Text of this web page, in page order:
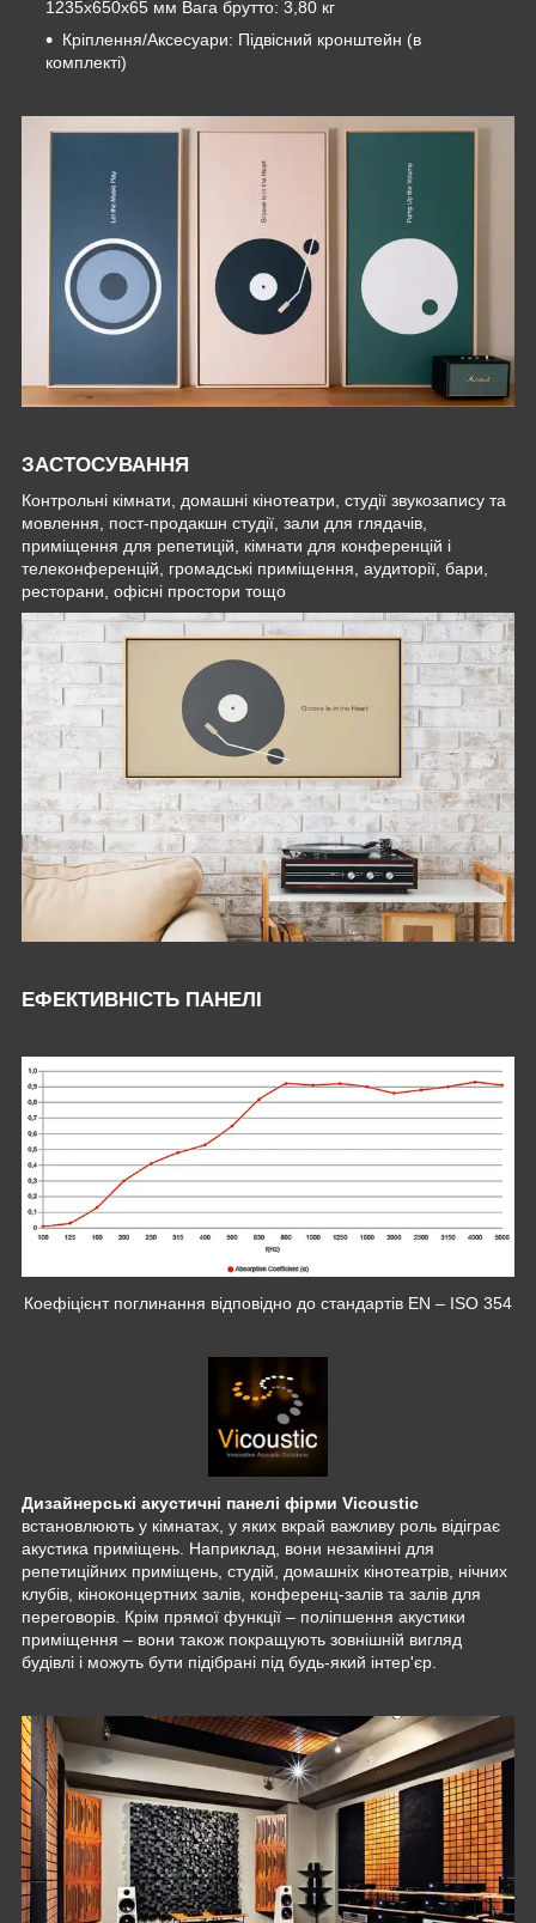
1235x650x65 мм Вага брутто: 3,80 кг
Кріплення/Аксесуари: Підвісний кронштейн (в
комплекті)
ЗАСТОСУВАННЯ
Контрольні кімнати, домашні кінотеатри, студії звукозапису та
мовлення, пост-продакшн студії, зали для глядачів,
приміщення для репетицій, кімнати для конференцій і
телеконференцій, громадські приміщення, аудиторії, бари,
ресторани, офісні простори тощо
ЕФЕКТИВНІСТЬ ПАНЕЛІ
Коефіцієнт поглинання відповідно до стандартів EN – ISO 354
Дизайнерські акустичні панелі фірми Vicoustic
встановлюють у кімнатах, у яких вкрай важливу роль відіграє
акустика приміщень. Наприклад, вони незамінні для
репетиційних приміщень, студій, домашніх кінотеатрів, нічних
клубів, кіноконцертних залів, конференц-залів та залів для
переговорів. Крім прямої функції – поліпшення акустики
приміщення – вони також покращують зовнішній вигляд
будівлі і можуть бути підібрані під будь-який інтер'єр.